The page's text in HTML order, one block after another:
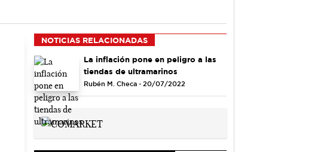
NOTICIAS RELACIONADAS
La inflación pone en peligro a las
tiendas de ultramarinos
Rubén M. Checa - 20/07/2022